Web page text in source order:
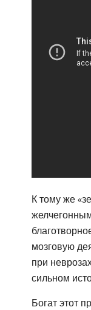
К тому же
мозговую
при
сильном
Богат этот